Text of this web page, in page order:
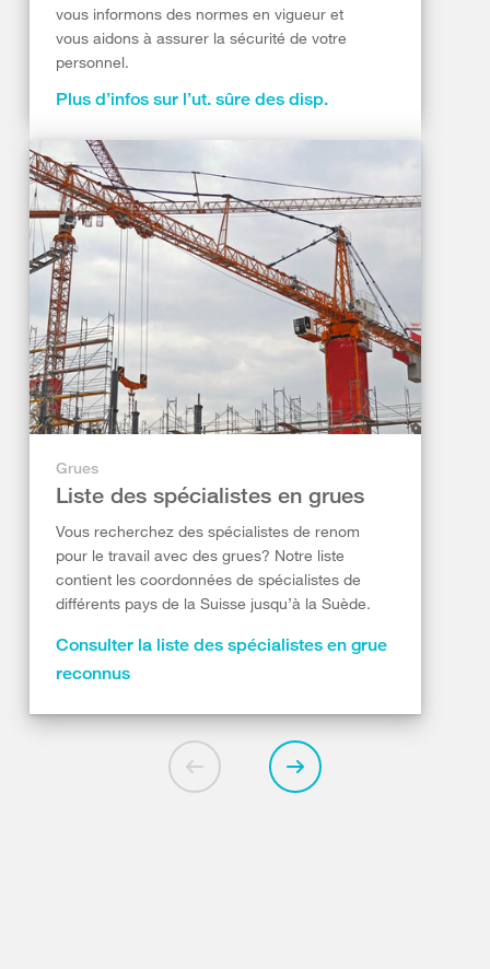
vous informons des normes en vigueur et
vous aidons à assurer la sécurité de votre
personnel.
Plus d’infos sur l’ut. sûre des disp.
Grues
Liste des spécialistes en grues
Vous recherchez des spécialistes de renom
pour le travail avec des grues? Notre liste
contient les coordonnées de spécialistes de
différents pays de la Suisse jusqu’à la Suède.
Consulter la liste des spécialistes en grue
reconnus